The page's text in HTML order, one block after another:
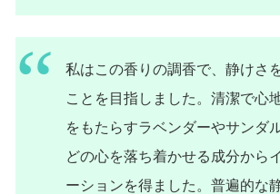
私はこの香りの調香で、静けさ
ことを目指しました。清潔で心
をもたらすラベンダーやサンダ
どの心を落ち着かせる成分から
ーションを得ました。普遍的な